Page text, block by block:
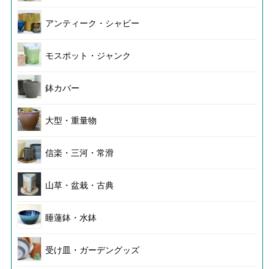
アンティーク・シャビー
モスポット・ジャンク
鉢カバー
大型・重量物
信楽・三河・常滑
山草・盆栽・古典
睡蓮鉢・水鉢
受け皿・ガーデングッズ